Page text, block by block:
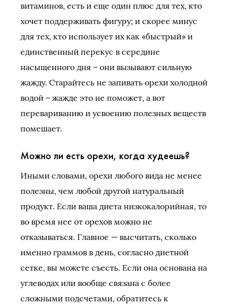
витаминов, есть и еще один плюс для тех, кто
хочет поддерживать фигуру; и скорее минус
для тех, кто использует их как «быстрый» и
единственный перекус в середине
насыщенного дня – они вызывают сильную
жажду. Старайтесь не запивать орехи холодной
водой – жажде это не поможет, а вот
перевариванию и усвоению полезных веществ
помешает.
Можно ли есть орехи, когда худеешь?
Иными словами, орехи любого вида не менее
полезны, чем любой другой натуральный
продукт. Если ваша диета низкокалорийная, то
во время нее от орехов можно не
отказываться. Главное — высчитать, сколько
именно граммов в день, согласно диетной
сетке, вы можете съесть. Если она основана на
углеводах или вообще связана с более
сложными подсчетами, обратитесь к